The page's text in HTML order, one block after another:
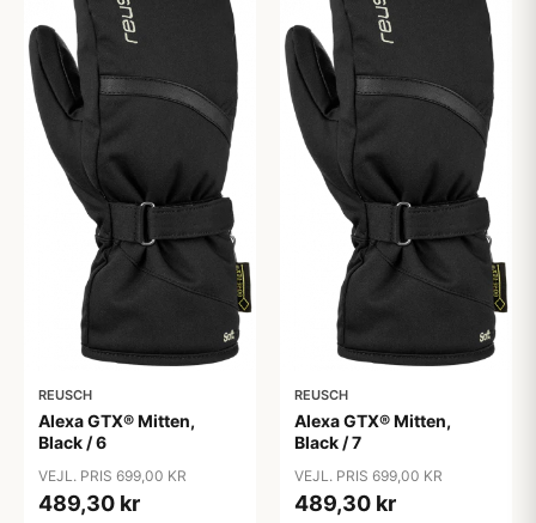
REUSCH
Alexa GTX® Mitten,
Black / 6
VEJL. PRIS 699,00 KR
489,30 kr
REUSCH
Alexa GTX® Mitten,
Black / 7
VEJL. PRIS 699,00 KR
489,30 kr